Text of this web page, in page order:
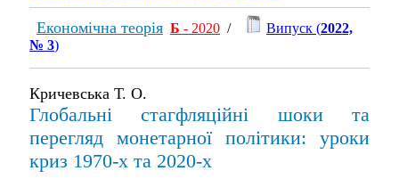
Економічна теорія Б - 2020 / Випуск (2022,
№ 3)
Кричевська Т. О.
Глобальні стагфляційні шоки та
перегляд монетарної політики: уроки
криз 1970-х та 2020-х